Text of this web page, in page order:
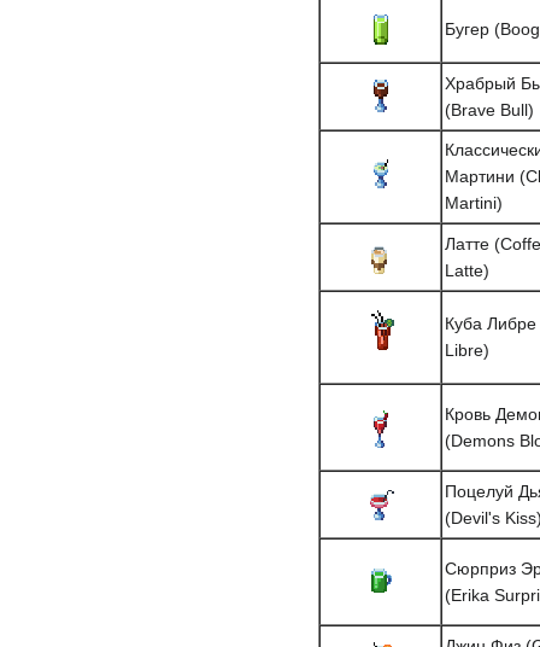
Бугер
Храбрый
(Brave Bull)
Мартини
Martini)
Латте
Latte)
Куба
Libre)
Кровь
(Demons
Поцелуй
(Devil's
Сюрприз
(Erika